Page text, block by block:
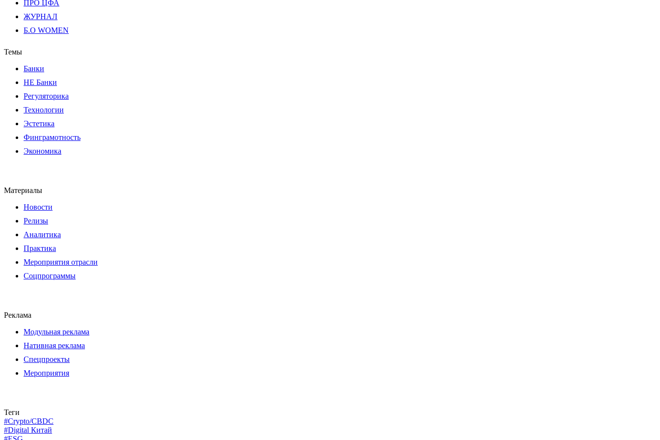
ПРО ЦФА
ЖУРНАЛ
Б.О WOMEN
Темы
Банки
НЕ Банки
Регуляторика
Технологии
Эстетика
Финграмотность
Экономика
Материалы
Новости
Релизы
Аналитика
Практика
Мероприятия отрасли
Соцпрограммы
Реклама
Модульная реклама
Нативная реклама
Спецпроекты
Мероприятия
Теги
#Crypto/CBDC
#Digital Китай